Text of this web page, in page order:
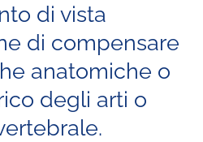
di vista
di compensare
anatomiche o
degli arti o